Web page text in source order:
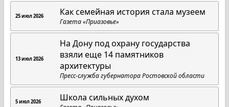
25 июл 2026 Как семейная история стала музеем
Газета «Приазовье»
13 июл 2026
На Дону под охрану государства
взяли еще 14 памятников
архитектуры
Пресс-служба губернатора Ростовской области
5 июл 2026 Школа сильных духом